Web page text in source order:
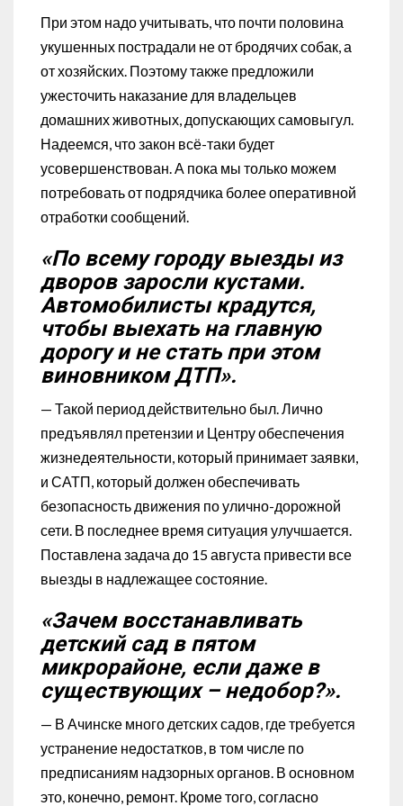
При этом надо учитывать, что почти половина
укушенных пострадали не от бродячих собак, а
от хозяйских. Поэтому также предложили
ужесточить наказание для владельцев
домашних животных, допускающих самовыгул.
Надеемся, что закон всё-таки будет
усовершенствован. А пока мы только можем
потребовать от подрядчика более оперативной
отработки сообщений.
«По всему городу выезды из
дворов заросли кустами.
Автомобилисты крадутся,
чтобы выехать на главную
дорогу и не стать при этом
виновником ДТП».
— Такой период действительно был. Лично
предъявлял претензии и Центру обеспечения
жизнедеятельности, который принимает заявки,
и САТП, который должен обеспечивать
безопасность движения по улично-дорожной
сети. В последнее время ситуация улучшается.
Поставлена задача до 15 августа привести все
выезды в надлежащее состояние.
«Зачем восстанавливать
детский сад в пятом
микрорайоне, если даже в
существующих – недобор?».
— В Ачинске много детских садов, где требуется
устранение недостатков, в том числе по
предписаниям надзорных органов. В основном
это, конечно, ремонт. Кроме того, согласно